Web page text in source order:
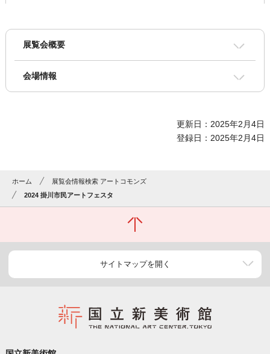
展覧会概要
会場情報
更新日：2025年2月4日
登録日：2025年2月4日
ホーム
展覧会情報検索 アートコモンズ
2024 掛川市民アートフェスタ
サイトマップを開く